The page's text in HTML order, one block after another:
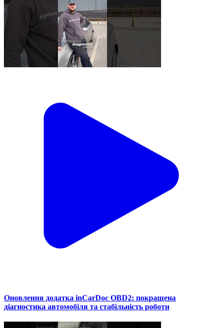
Оновлення додатка inCarDoc OBD2: покращена
діагностика автомобіля та стабільність роботи